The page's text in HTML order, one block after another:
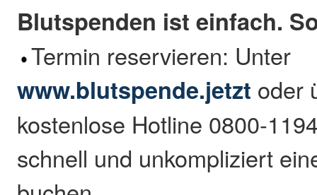
Blutspenden ist einfach.
Termin reservieren: Unter
www.blutspende.jetzt oder
kostenlose Hotline 0800-
schnell und unkompliziert